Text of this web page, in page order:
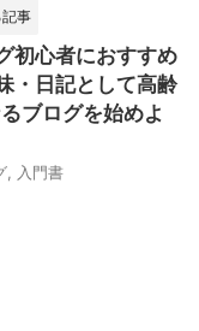
事
初心者におすすめ
・日記として高齢
ブログを始めよ
入門書